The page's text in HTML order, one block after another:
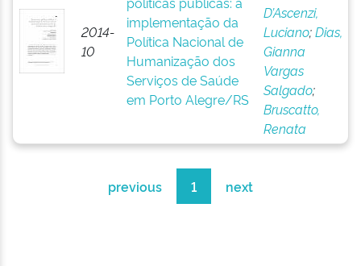
2014-
10
implementação da
Política Nacional de
Humanização dos
Serviços de Saúde
em Porto Alegre/RS
D’Ascenzi,
Luciano;Dias,
Gianna
Vargas
Salgado;
Bruscatto,
Renata
previous 1 next